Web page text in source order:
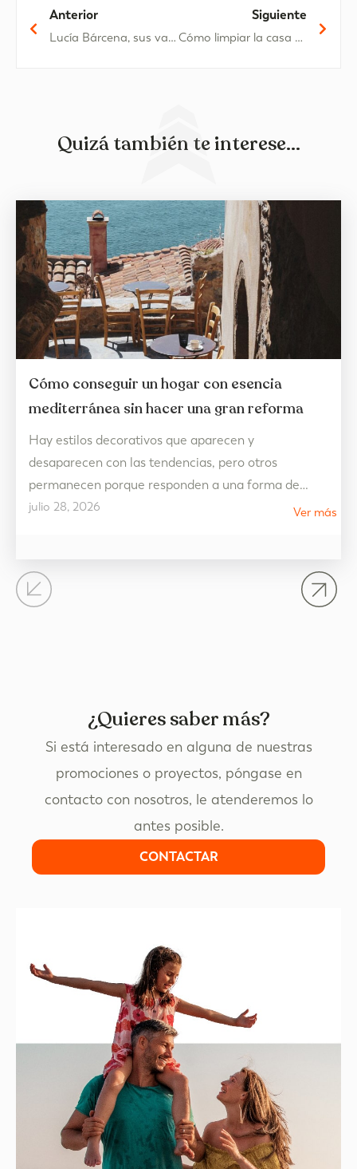
Anterior
Lucía Bárcena, sus vacaciones más dulces en Oliva Nova
Siguiente
Cómo limpiar la casa en primavera
Quizá también te interese...
Cómo conseguir un hogar con esencia
mediterránea sin hacer una gran reforma
julio 28, 2026
Hay estilos decorativos que aparecen y
desaparecen con las tendencias, pero otros
permanecen porque responden a una forma de
vivir. La decoración estilo mediterráneo es uno de
espacios abiertos y de una vida más tranquila,
donde cada…
Ver más
¿Quieres saber más?
Si está interesado en alguna de nuestras
promociones o proyectos, póngase en
contacto con nosotros, le atenderemos lo
antes posible.
CONTACTAR